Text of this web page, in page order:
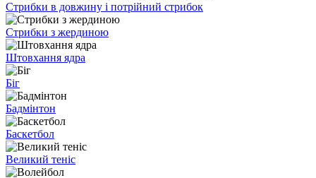
Стрибки в довжину і потрійний стрибок
Стрибки з жердиною
Штовхання ядра
Біг
Бадмінтон
Баскетбол
Великий теніс